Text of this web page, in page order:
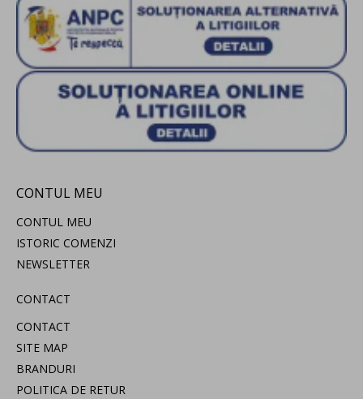
CONTUL MEU
CONTUL MEU
ISTORIC COMENZI
NEWSLETTER
CONTACT
CONTACT
SITE MAP
BRANDURI
POLITICA DE RETUR